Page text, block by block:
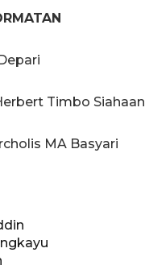
Timbo Siahaan
MA Basyari